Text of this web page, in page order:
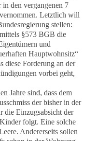
den vergangenen 7
Letztlich will
stellen:
§573 BGB die
und
Hauptwohnsitz“
diese Forderung an der
vorbei geht,
Jahre sind, dass dem
der bisher in der
die Einzugsabsicht der
folgt. Eine solche
Andererseits sollen